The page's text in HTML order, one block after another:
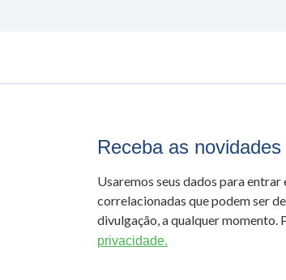
Receba as
Usaremos seus dados para
correlacionadas que podem ser
divulgação, a qualquer momento.
privacidade.